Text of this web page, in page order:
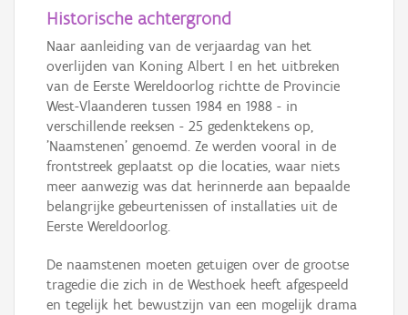
Historische achtergrond
Naar aanleiding van de verjaardag van het
overlijden van Koning Albert I en het uitbreken
van de Eerste Wereldoorlog richtte de Provincie
West-Vlaanderen tussen 1984 en 1988 - in
verschillende reeksen - 25 gedenktekens op,
'Naamstenen' genoemd. Ze werden vooral in de
frontstreek geplaatst op die locaties, waar niets
meer aanwezig was dat herinnerde aan bepaalde
belangrijke gebeurtenissen of installaties uit de
Eerste Wereldoorlog.
De naamstenen moeten getuigen over de grootse
tragedie die zich in de Westhoek heeft afgespeeld
en tegelijk het bewustzijn van een mogelijk drama